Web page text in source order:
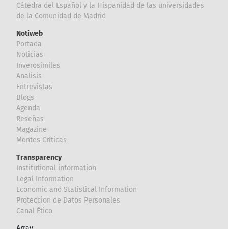
Cátedra del Español y la Hispanidad de las universidades
de la Comunidad de Madrid
Notiweb
Portada
Noticias
Inverosímiles
Analisis
Entrevistas
Blogs
Agenda
Reseñas
Magazine
Mentes Críticas
Transparency
Institutional information
Legal Information
Economic and Statistical Information
Proteccion de Datos Personales
Canal Ético